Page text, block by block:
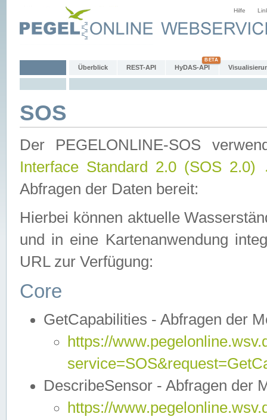
Hilfe
Überblick REST-API HyDAS-API
SOS
Der PEGELONLINE-SOS
Interface Standard 2.0 (SOS 2.0)
Abfragen der Daten bereit:
Hierbei können aktuelle
und in eine Kartenanwendung
URL zur Verfügung:
Core
GetCapabilities - Abfragen der
https://
DescribeSensor - Abfragen der
https://